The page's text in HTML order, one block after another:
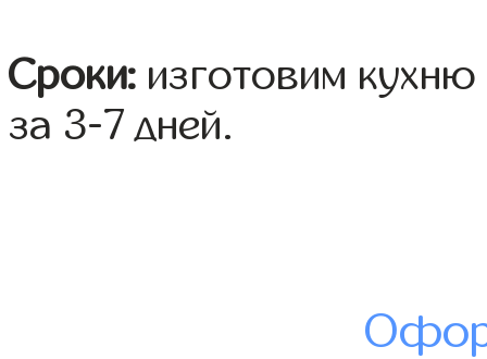
Сроки: изготовим
за 3-7 дней.